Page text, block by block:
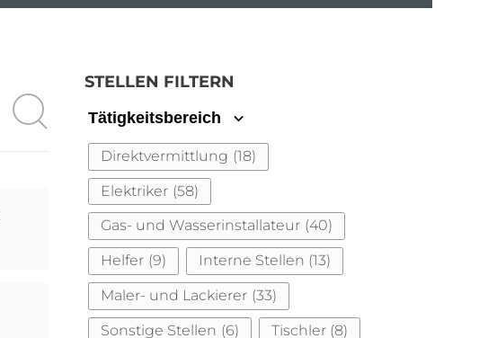
STELLEN FILTERN
Tätigkeitsbereich
Direktvermittlung (18)
Elektriker (58)
Gas- und Wasserinstallateur (40)
Helfer (9) Interne Stellen (13)
Maler- und Lackierer (33)
Sonstige Stellen (6) Tischler (8)